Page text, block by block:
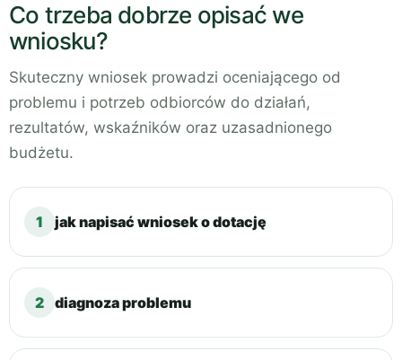
Co trzeba dobrze opisać we
wniosku?
Skuteczny wniosek prowadzi oceniającego od
problemu i potrzeb odbiorców do działań,
rezultatów, wskaźników oraz uzasadnionego
budżetu.
1 jak napisać wniosek o dotację
2 diagnoza problemu